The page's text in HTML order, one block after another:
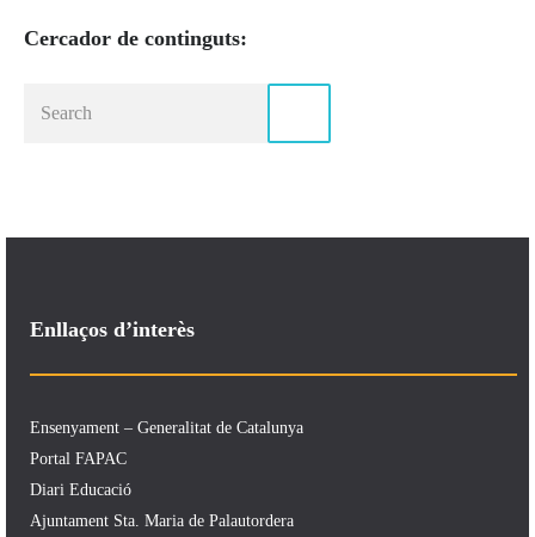
Cercador de continguts:
Enllaços d’interès
Ensenyament – Generalitat de Catalunya
Portal FAPAC
Diari Educació
Ajuntament Sta. Maria de Palautordera